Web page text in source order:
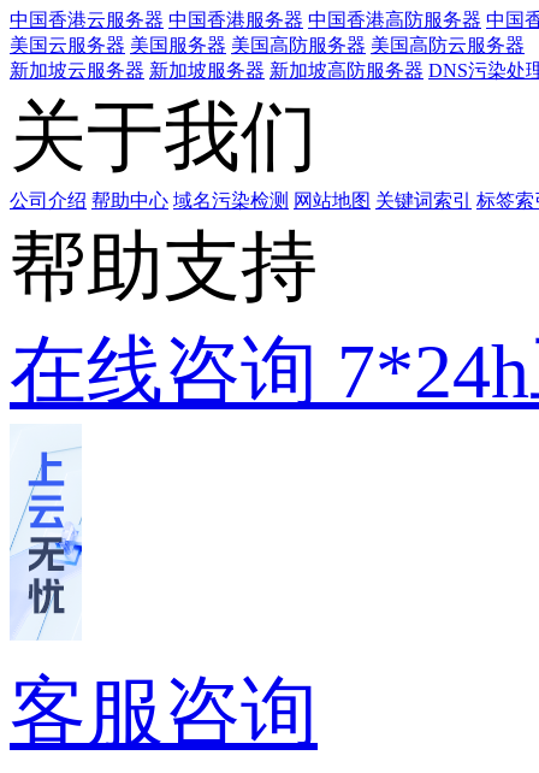
中国香港云服务器 中国香港服务器 中国香港高防服务器 中国
美国云服务器 美国服务器 美国高防服务器 美国高防云服务器
新加坡云服务器 新加坡服务器 新加坡高防服务器 DNS污染处
关于我们
公司介绍 帮助中心 域名污染检测 网站地图 关键词索引 标签索
帮助支持
在线咨询
客服咨询